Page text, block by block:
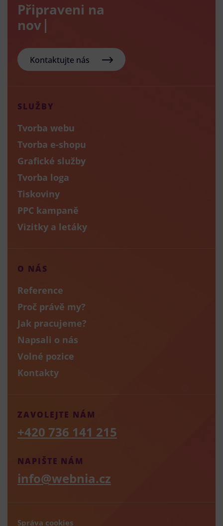
Připraveni na
nový e-s
Kontaktujte nás
SLUŽBY
Tvorba webu
Tvorba e-shopu
Grafické služby
Tvorba loga
Tiskoviny
PPC kampaně
Vizitky a letáky
O NÁS
Reference
Proč právě my?
Jak pracujeme?
Napsali o nás
Volné pozice
Kontakty
NAPIŠTE NÁM
info@webnia.cz
ZAVOLEJTE NÁM
+420 736 141 215
Správa cookies